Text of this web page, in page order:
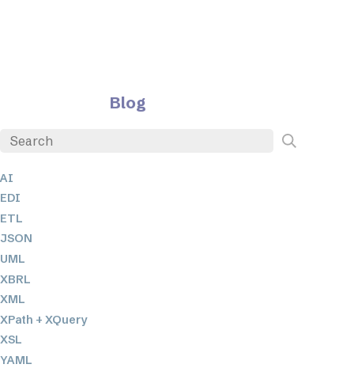
Blog
AI
EDI
ETL
JSON
UML
XBRL
XML
XPath + XQuery
XSL
YAML